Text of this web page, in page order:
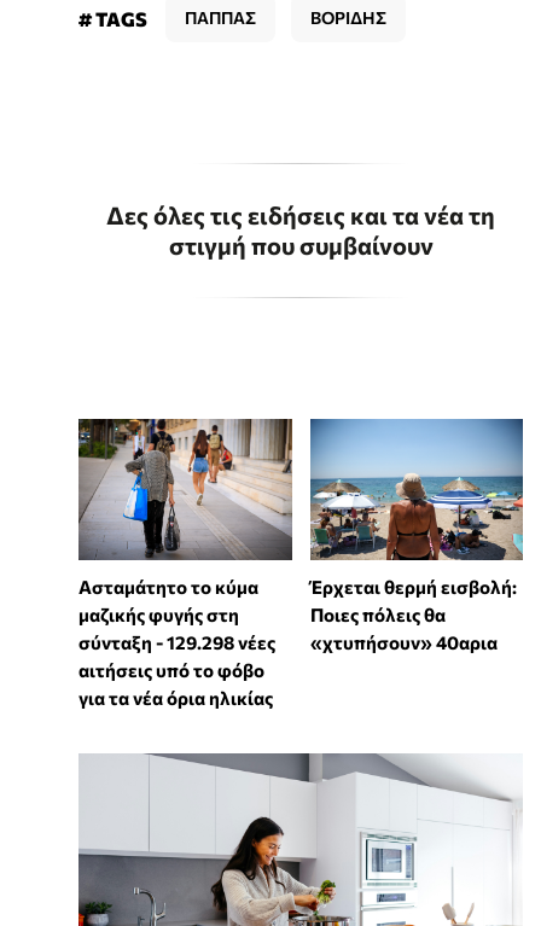
# TAGS ΠΑΠΠΑΣ ΒΟΡΙΔΗΣ
Δες όλες τις ειδήσεις και τα νέα τη
στιγμή που συμβαίνουν
Ασταμάτητο το κύμα
μαζικής φυγής στη
σύνταξη - 129.298 νέες
αιτήσεις υπό το φόβο
για τα νέα όρια ηλικίας
Έρχεται θερμή εισβολή:
Ποιες πόλεις θα
«χτυπήσουν» 40αρια